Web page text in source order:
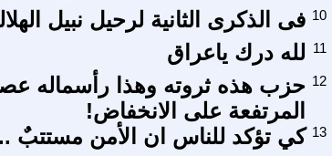
فى الذكرى الثانية لرحيل نبيل 10
لله درك ياعراق 11
حزب هذه ثروته وهذا رأسماله
المرتفعة على الانخفاض!
12
كي تؤكد للناس ان الأمن مستتبٌ 13